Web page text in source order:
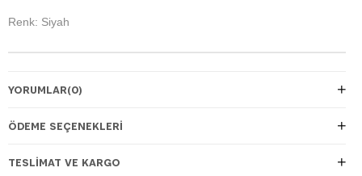
Renk: Siyah
YORUMLAR(0)
ÖDEME SEÇENEKLERI
TESLIMAT VE KARGO